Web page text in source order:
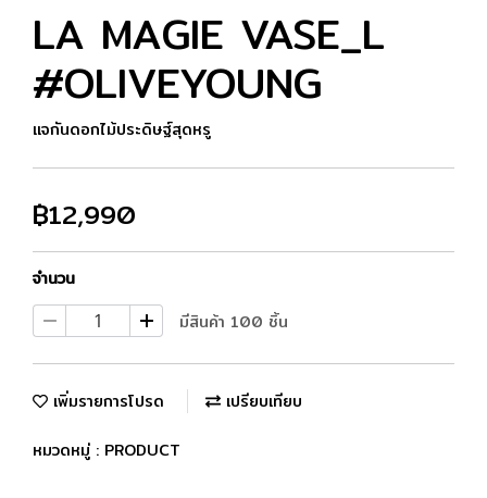
LA MAGIE VASE_L
#OLIVEYOUNG
แจกันดอกไม้ประดิษฐ์สุดหรู
฿12,990
จำนวน
มีสินค้า 100 ชิ้น
เพิ่มรายการโปรด เปรียบเทียบ
หมวดหมู่ : PRODUCT